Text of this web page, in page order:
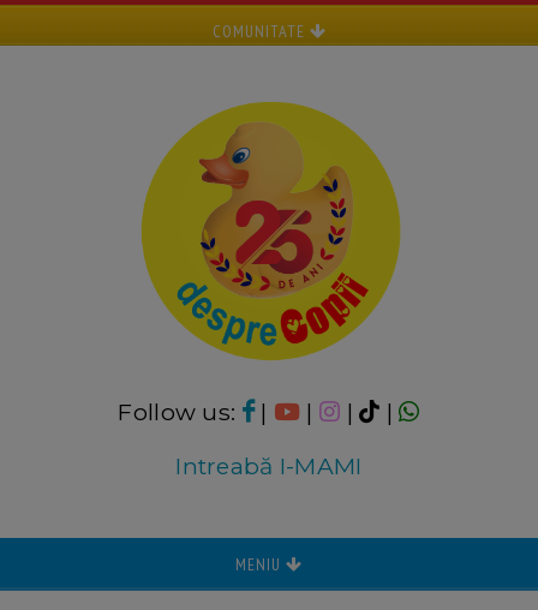
COMUNITATE
Follow us: | | |
|
Intreabă I-MAMI
MENIU